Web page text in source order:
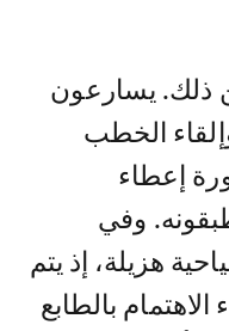
ذلك. يسارعون
الخطب
إعطاء
وفي
هزيلة، إذ يتم
الاهتمام بالطابع